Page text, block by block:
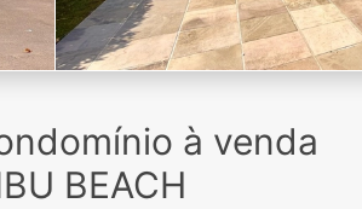
à venda
BEACH